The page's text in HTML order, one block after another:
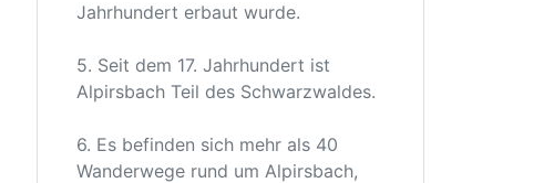
Jahrhundert erbaut wurde.
5. Seit dem 17. Jahrhundert ist
Alpirsbach Teil des Schwarzwaldes.
6. Es befinden sich mehr als 40
Wanderwege rund um Alpirsbach,